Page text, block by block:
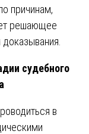
причинам,
решающее
судебного
в